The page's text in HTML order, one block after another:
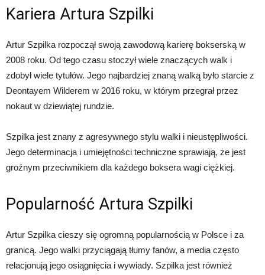
Kariera Artura Szpilki
Artur Szpilka rozpoczął swoją zawodową karierę bokserską w
2008 roku. Od tego czasu stoczył wiele znaczących walk i
zdobył wiele tytułów. Jego najbardziej znaną walką było starcie z
Deontayem Wilderem w 2016 roku, w którym przegrał przez
nokaut w dziewiątej rundzie.
Szpilka jest znany z agresywnego stylu walki i nieustępliwości.
Jego determinacja i umiejętności techniczne sprawiają, że jest
groźnym przeciwnikiem dla każdego boksera wagi ciężkiej.
Popularność Artura Szpilki
Artur Szpilka cieszy się ogromną popularnością w Polsce i za
granicą. Jego walki przyciągają tłumy fanów, a media często
relacjonują jego osiągnięcia i wywiady. Szpilka jest również